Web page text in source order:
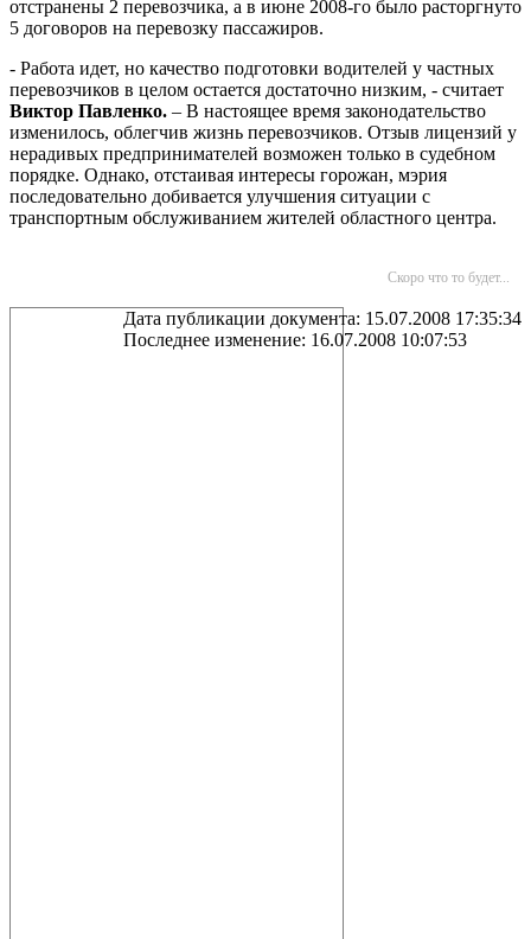
отстранены 2 перевозчика, а в июне 2008-го было расторгнуто
5 договоров на перевозку пассажиров.
- Работа идет, но качество подготовки водителей у частных
перевозчиков в целом остается достаточно низким, - считает
Виктор Павленко. – В настоящее время законодательство
изменилось, облегчив жизнь перевозчиков. Отзыв лицензий у
нерадивых предпринимателей возможен только в судебном
порядке. Однако, отстаивая интересы горожан, мэрия
последовательно добивается улучшения ситуации с
транспортным обслуживанием жителей областного центра.
Скоро что то будет...
Дата публикации документа: 15.07.2008 17:35:34
Последнее изменение: 16.07.2008 10:07:53